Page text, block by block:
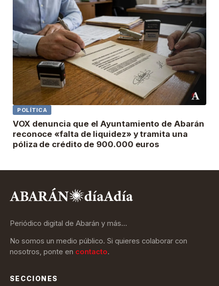
POLÍTICA
VOX denuncia que el Ayuntamiento de Abarán
reconoce «falta de liquidez» y tramita una
póliza de crédito de 900.000 euros
Periódico digital de Abarán y más…
No somos un medio público. Si quieres colaborar con
nosotros, ponte en contacto.
SECCIONES